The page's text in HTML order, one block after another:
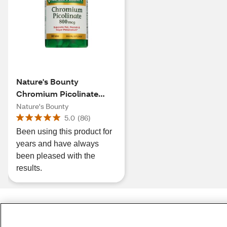
Nature's Bounty
Chromium Picolinate
Tablets, 800 MCG
Nature's Bounty
5.0 (86)
Been using this product for
years and have always
been pleased with the
results.